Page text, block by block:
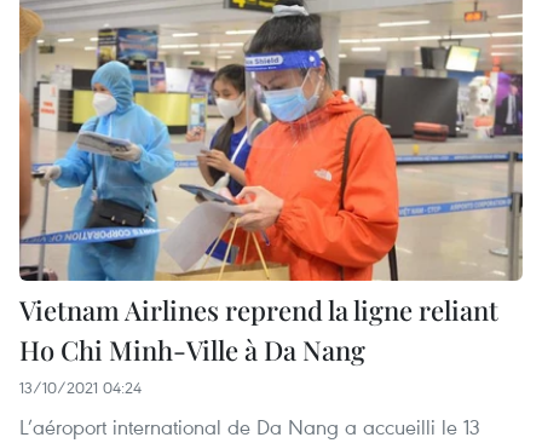
Vietnam Airlines reprend la ligne reliant
Ho Chi Minh-Ville à Da Nang
13/10/2021 04:24
L’aéroport international de Da Nang a accueilli le 13